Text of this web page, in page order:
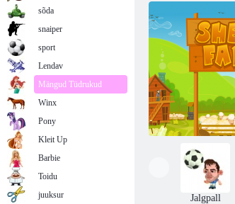
Jalgpall
sõda
snaiper
sport
Lendav
Mängud Tüdrukud
Winx
Pony
Kleit Up
Barbie
Toidu
juuksur